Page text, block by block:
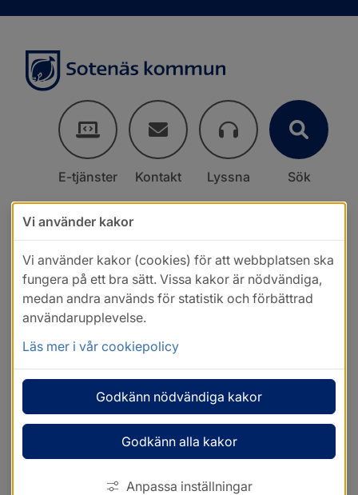
E-tjänster Kontakt Lyssna Sök
Vi använder kakor
Vi använder kakor (cookies) för att webbplatsen ska
fungera på ett bra sätt. Vissa kakor är nödvändiga,
medan andra används för statistik och förbättrad
användarupplevelse.
Läs mer i vår cookiepolicy
Godkänn nödvändiga kakor
Godkänn alla kakor
Anpassa inställningar